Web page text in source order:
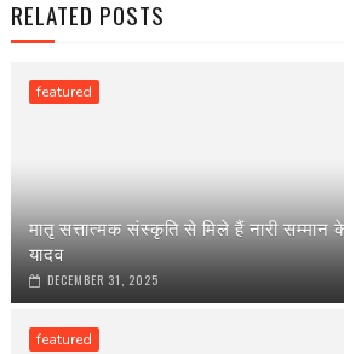
RELATED POSTS
featured
मातृ सत्तात्मक संस्कृति से मिले हैं नारी
यादव
DECEMBER 31, 2025
featured